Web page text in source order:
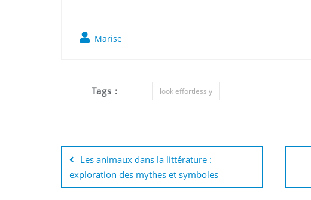
Marise
Tags : look effortlessly
Navigation
de
l’article
Les animaux dans la littérature :
exploration des mythes et symboles